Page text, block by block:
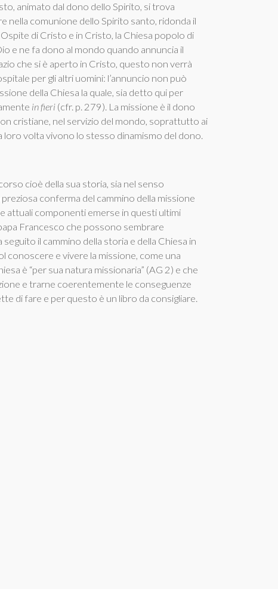
animato dal dono dello Spirito, si trova
nella comunione dello Spirito santo, ridonda il
di Cristo e in Cristo, la Chiesa popolo di
e ne fa dono al mondo quando annuncia il
che si è aperto in Cristo, questo non verrà
per gli altri uomini: l’annuncio non può
della Chiesa la quale, sia detto qui per
in fieri (cfr. p. 279). La missione è il dono
cristiane, nel servizio del mondo, soprattutto ai
loro volta vivono lo stesso dinamismo del dono.
cioè della sua storia, sia nel senso
conferma del cammino della missione
attuali componenti emerse in questi ultimi
Francesco che possono sembrare
il cammino della storia e della Chiesa in
conoscere e vivere la missione, come una
è “per sua natura missionaria” (AG 2) e che
e trarne coerentemente le conseguenze
di fare e per questo è un libro da consigliare.